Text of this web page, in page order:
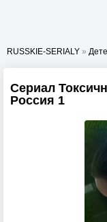
RUSSKIE-SERIALY »
Сериал
Россия 1